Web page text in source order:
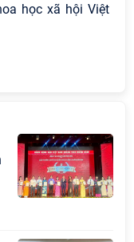
học xã hội Việt